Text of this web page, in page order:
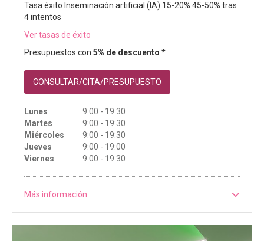
Tasa éxito Inseminación artificial (IA) 15-20% 45-50% tras
4 intentos
Ver tasas de éxito
Presupuestos con 5% de descuento *
CONSULTAR/CITA/PRESUPUESTO
Lunes
9:00 - 19:30
Martes
9:00 - 19:30
Miércoles
9:00 - 19:30
Jueves
9:00 - 19:00
Viernes
9:00 - 19:30
Más información